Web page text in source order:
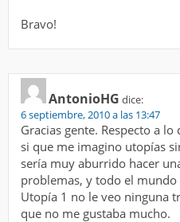
Bravo!
AntonioHG dice:
6 septiembre, 2010 a las 13:47
Gracias gente. Respecto a
si que me imagino utopías
sería muy aburrido hacer
problemas, y todo el mundo
Utopía 1 no le veo ninguna
que no me gustaba mucho.